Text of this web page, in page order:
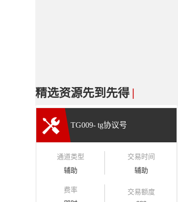
精选资源先到先得 |
TG009- tg协议号
通道类型
辅助
交易时间
辅助
费率
交易额度